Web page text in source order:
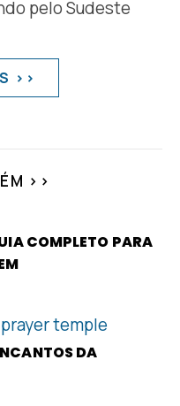
>>
>>
COMPLETO PARA
DA